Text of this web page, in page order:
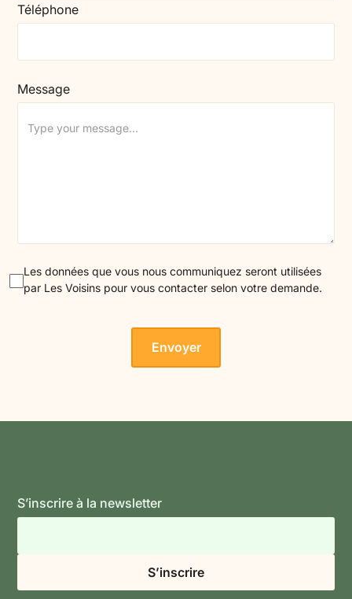
Téléphone
Message
Les données que vous nous communiquez seront utilisées
par Les Voisins pour vous contacter selon votre demande.
S’inscrire à la newsletter